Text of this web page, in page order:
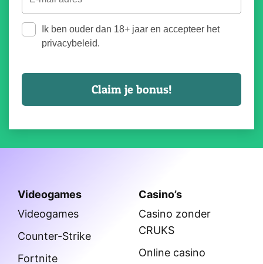
Ik ben ouder dan 18+ jaar en accepteer het
privacybeleid.
Videogames
Videogames
Counter-Strike
Fortnite
Casino’s
Casino zonder
CRUKS
Online casino